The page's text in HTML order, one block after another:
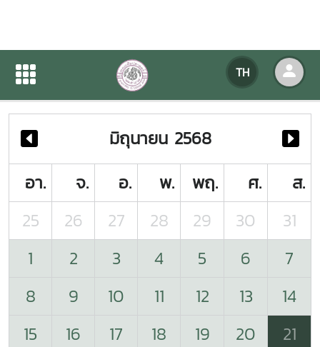
TH
ปฏิทินกิจกรรมของหน่วยงาน
ปฏิทินกิจกรรมของหน่วยงาน
มิถุนายน 2568
อา.
จ. อ. พ. พฤ. ศ.
ส.
25
26 27 28 29 30
31
1
2 3 4 5 6
7
8
9 10 11 12 13
14
15
16 17 18 19 20
21